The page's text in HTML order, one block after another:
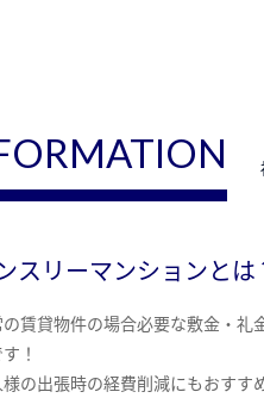
スリーマンションとは
賃貸物件の場合必要な敷金・礼
！
の出張時の経費削減にもおすす